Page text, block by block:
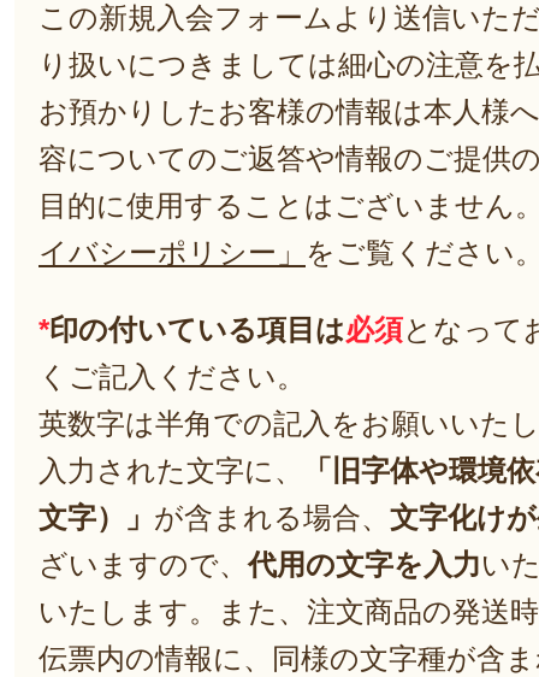
この新規入会フォームより送信いた
り扱いにつきましては細心の注意を
お預かりしたお客様の情報は本人様
容についてのご返答や情報のご提供
目的に使用することはございません
イバシーポリシー」 をご覧ください
*印の付いている項目は必須となって
くご記入ください。
英数字は半角での記入をお願いいた
入力された文字に、
「旧字体や環境
文字）」 が含まれる場合、 文字化け
ざいますので、代用の文字を入力い
いたします。また、注文商品の発送
伝票内の情報に、同様の文字種が含